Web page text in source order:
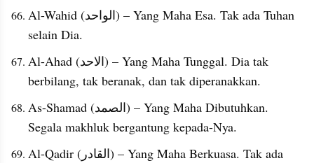
Al-Wahid (الواحد) – Yang Maha Esa. Tak ada Tuhan
selain Dia.
Al-Ahad (الاحد) – Yang Maha Tunggal. Dia tak
berbilang, tak beranak, dan tak diperanakkan.
As-Shamad (الصمد) – Yang Maha Dibutuhkan.
Segala makhluk bergantung kepada-Nya.
Al-Qadir (القادر) – Yang Maha Berkuasa. Tak ada